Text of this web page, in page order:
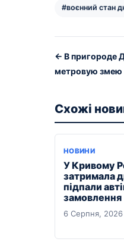
#воєнний стан
← В пригороде
метровую змею
Схожі
НОВИНИ
У Кривому
затримала
підпали
замовлення
6 Серпня, 2026